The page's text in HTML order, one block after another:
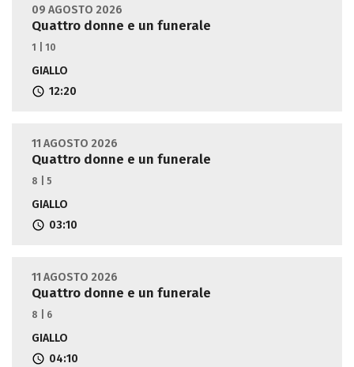
09 AGOSTO 2026
Quattro donne e un funerale
1 | 10
GIALLO
12:20
11 AGOSTO 2026
Quattro donne e un funerale
8 | 5
GIALLO
03:10
11 AGOSTO 2026
Quattro donne e un funerale
8 | 6
GIALLO
04:10